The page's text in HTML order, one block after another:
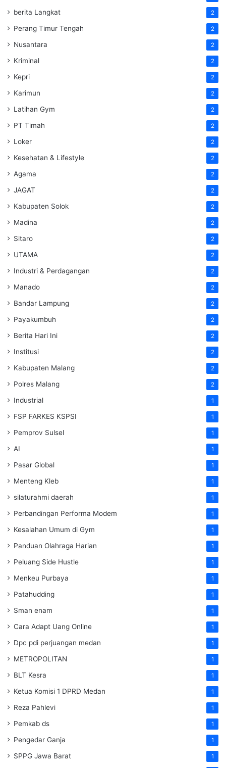
berita Langkat 2
Perang Timur Tengah 2
Nusantara 2
Kriminal 2
Kepri 2
Karimun 2
Latihan Gym 2
PT Timah 2
Loker 2
Kesehatan & Lifestyle 2
Agama 2
JAGAT 2
Kabupaten Solok 2
Madina 2
Sitaro 2
UTAMA 2
Industri & Perdagangan 2
Manado 2
Bandar Lampung 2
Payakumbuh 2
Berita Hari Ini 2
Institusi 2
Kabupaten Malang 2
Polres Malang 2
Industrial 1
FSP FARKES KSPSI 1
Pemprov Sulsel 1
AI 1
Pasar Global 1
Menteng Kleb 1
silaturahmi daerah 1
Perbandingan Performa Modem 1
Kesalahan Umum di Gym 1
Panduan Olahraga Harian 1
Peluang Side Hustle 1
Menkeu Purbaya 1
Patahudding 1
Sman enam 1
Cara Adapt Uang Online 1
Dpc pdi perjuangan medan 1
METROPOLITAN 1
BLT Kesra 1
Ketua Komisi 1 DPRD Medan 1
Reza Pahlevi 1
Pemkab ds 1
Pengedar Ganja 1
SPPG Jawa Barat 1